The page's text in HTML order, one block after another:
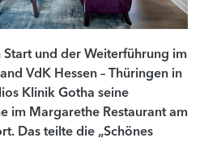
und der Weiterführung im
VdK Hessen – Thüringen in
Klinik Gotha seine
im Margarethe Restaurant am
Das teilte die „Schönes